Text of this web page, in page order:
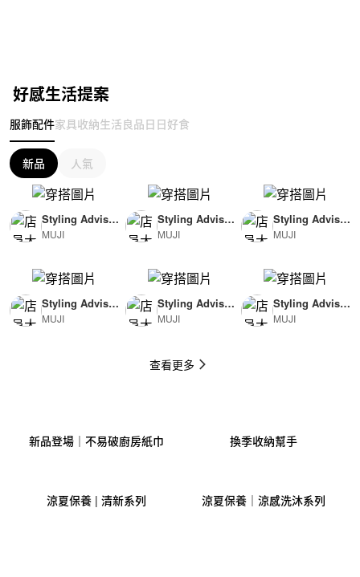
好感生活提案
服飾配件家具收納生活良品日日好食
新品 人氣
查看更多
Styling Advisor
( For Woman )
MUJI
Styling Advisor
( For Man )
MUJI
Styling Advisor
( For Man )
MUJI
Styling Advisor
( For Man )
MUJI
Styling Advisor
( For Woman )
MUJI
Styling Advisor
( For Man )
MUJI
新品登場｜不易破廚房紙巾 換季收納幫手
涼夏保養 | 清新系列 涼夏保養｜涼感洗沐系列